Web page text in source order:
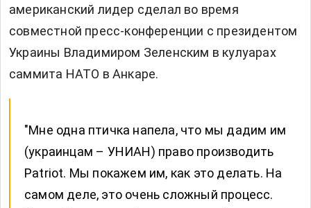
американский лидер сделал во время
совместной пресс-конференции с президентом
Украины Владимиром Зеленским в кулуарах
саммита НАТО в Анкаре.
"Мне одна птичка напела, что мы дадим им
(украинцам – УНИАН) право производить
Patriot. Мы покажем им, как это делать. На
самом деле, это очень сложный процесс.